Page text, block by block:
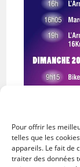
Pour offrir les
telles que les
appareils. Le fait de
traiter des données